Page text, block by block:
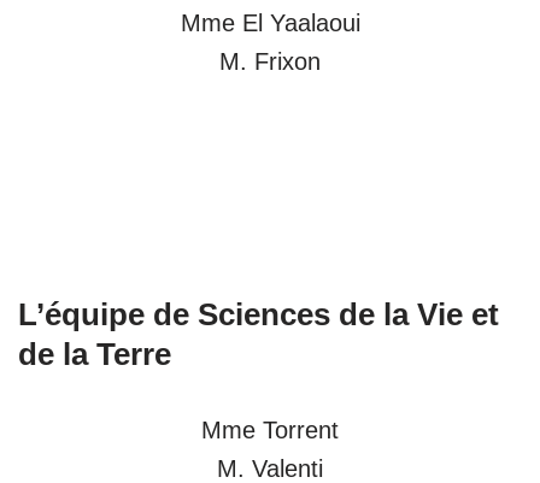
Mme El Yaalaoui
M. Frixon
L’équipe de Sciences de la Vie et
de la Terre
Mme Torrent
M. Valenti